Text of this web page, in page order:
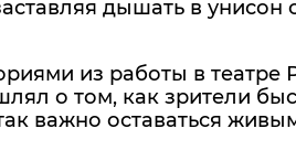
дышать в
из работы в
о том, как зрители
важно оставаться